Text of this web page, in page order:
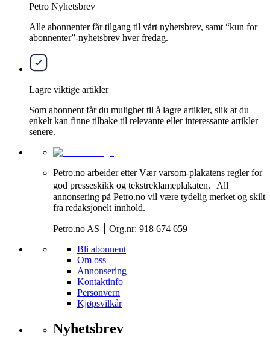
Petro Nyhetsbrev
Alle abonnenter får tilgang til vårt nyhetsbrev, samt “kun for
abonnenter”-nyhetsbrev hver fredag.
Lagre viktige artikler
Som abonnent får du mulighet til å lagre artikler, slik at du
enkelt kan finne tilbake til relevante eller interessante artikler
senere.
Petro.no arbeider etter Vær varsom-plakatens regler for
god presseskikk og tekstreklameplakaten. All
annonsering på Petro.no vil være tydelig merket og skilt
fra redaksjonelt innhold.
Petro.no AS ⎮ Org.nr: 918 674 659
Bli abonnent
Om oss
Annonsering
Kontaktinfo
Personvern
Kjøpsvilkår
Nyhetsbrev